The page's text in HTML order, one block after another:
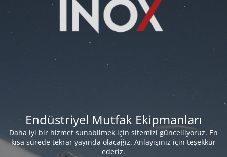
Endüstriyel Mutfak Ekipmanları
Daha iyi bir hizmet sunabilmek için sitemizi güncelliyoruz. En
kısa sürede tekrar yayında olacağız. Anlayışınız için teşekkür
ederiz.